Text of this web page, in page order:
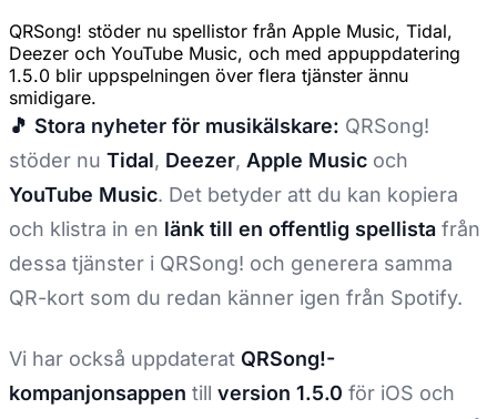
QRSong! stöder nu spellistor från Apple Music, Tidal,
Deezer och YouTube Music, och med appuppdatering
1.5.0 blir uppspelningen över flera tjänster ännu
smidigare.
🎵 Stora nyheter för musikälskare: QRSong!
stöder nu Tidal, Deezer, Apple Music och
YouTube Music. Det betyder att du kan kopiera
och klistra in en länk till en offentlig spellista från
dessa tjänster i QRSong! och generera samma
QR-kort som du redan känner igen från Spotify.
Vi har också uppdaterat QRSong!-
kompanjonsappen till version 1.5.0 för iOS och